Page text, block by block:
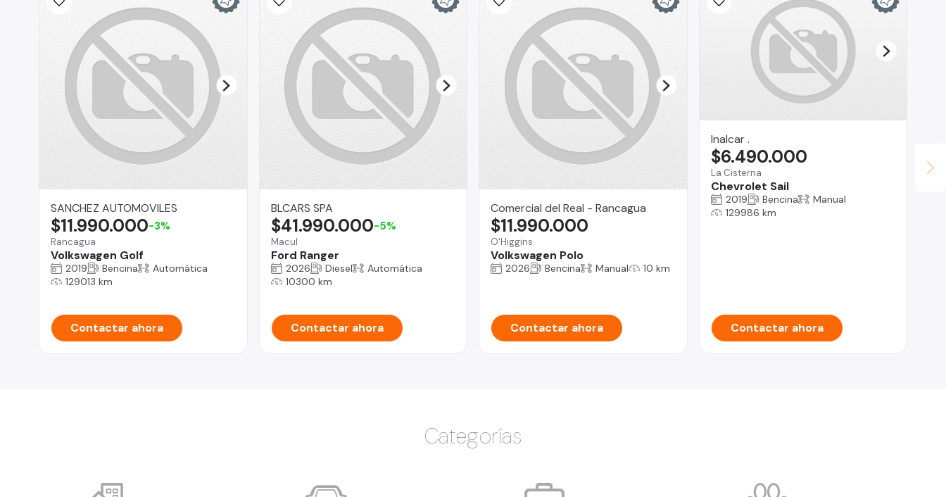
SANCHEZ AUTOMOVILES
Rancagua
Volkswagen Golf
$11.990.000-3%
2019 Bencina
Automática
129013 km
Contactar ahora
BLCARS SPA
Macul
Ford Ranger
$41.990.000-5%
2026 Diesel
Automática
10300 km
Contactar ahora
Comercial del Real - Rancagua
O'Higgins
Volkswagen Polo
$11.990.000
2026 Bencina Manual 10 km
Contactar ahora
Inalcar .
La Cisterna
Chevrolet Sail
$6.490.000
2019 Bencina
Manual
129986 km
Contactar ahora
La
Categorías